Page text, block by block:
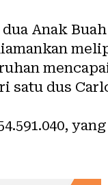
Anak Buah
satu dus
yang